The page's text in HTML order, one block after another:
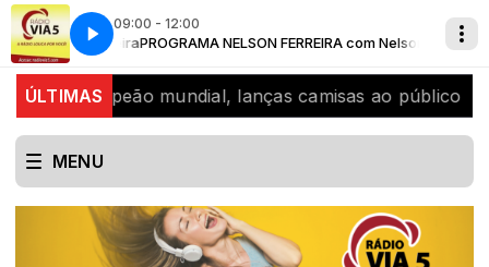
09:00 - 12:00
Ferreira PROGRAMA NELSON FERREIRA com Nelson Ferreira
A Radio louca por voce
POP SERTANEJO com KLEBER SALES
ÚLTIMAS
bicampeão mundial, lanças camisas ao público
MENU